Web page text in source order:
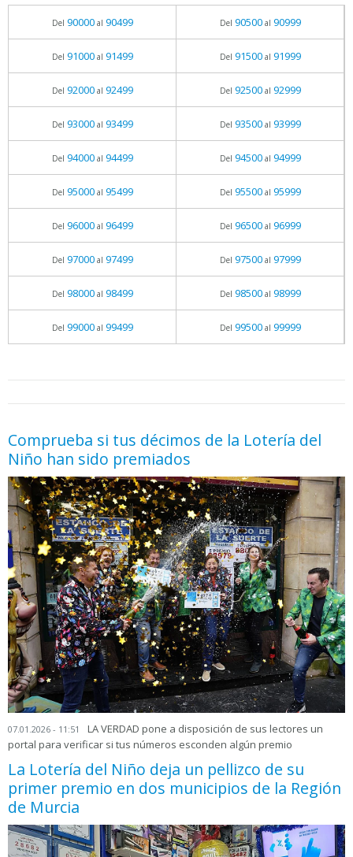
Del 90000al 90499 Del 90500al 90999
Del 91000al 91499 Del 91500al 91999
Del 92000al 92499 Del 92500al 92999
Del 93000al 93499 Del 93500al 93999
Del 94000al 94499 Del 94500al 94999
Del 95000al 95499 Del 95500al 95999
Del 96000al 96499 Del 96500al 96999
Del 97000al 97499 Del 97500al 97999
Del 98000al 98499 Del 98500al 98999
Del 99000al 99499 Del 99500al 99999
Comprueba si tus décimos de la Lotería del
Niño han sido premiados
07.01.2026 - 11:51
LA VERDAD pone a disposición de sus lectores un
portal para verificar si tus números esconden algún premio
La Lotería del Niño deja un pellizco de su
primer premio en dos municipios de la Región
de Murcia